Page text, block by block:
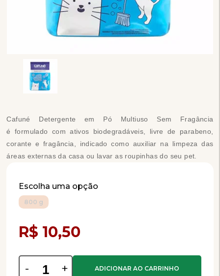
Cafuné Detergente em Pó Multiuso Sem Fragância
é formulado com ativos biodegradáveis, livre de parabeno,
corante e fragância, indicado como auxiliar na limpeza das
áreas externas da casa ou lavar as roupinhas do seu pet.
Escolha uma opção
800 g
R$ 10,50
- +